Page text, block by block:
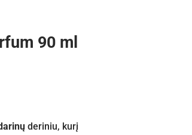
90 ml
deriniu, kurį